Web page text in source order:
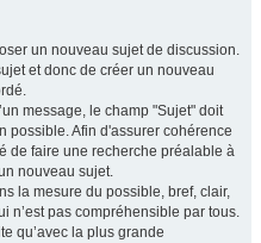
un nouveau sujet de discussion.
et donc de créer un nouveau
message, le champ "Sujet" doit
possible. Afin d'assurer cohérence
de faire une recherche préalable à
nouveau sujet.
la mesure du possible, bref, clair,
n’est pas compréhensible par tous.
qu’avec la plus grande